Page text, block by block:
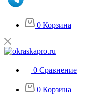
0 Корзина
0 Сравнение
0 Корзина